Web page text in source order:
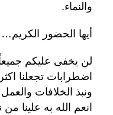
والنماء.
أيها الحضور الكريم…
لن يخفى عليكم
اضطرابات تجعلنا
ونبذ الخلافات
انعم الله به علينا